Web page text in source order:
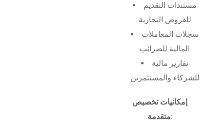
مستندات التقديم
للقروض التجارية
سجلات المعاملات
المالية للضرائب
تقارير مالية
للشركاء والمستثمرين
إمكانيات تخصيص
متقدمة: